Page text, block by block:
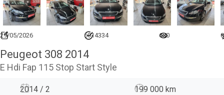
29/05/2026 6914334 630 0
Peugeot 308 2014
E Hdi Fap 115 Stop Start Style
2014 / 2
199 000 km